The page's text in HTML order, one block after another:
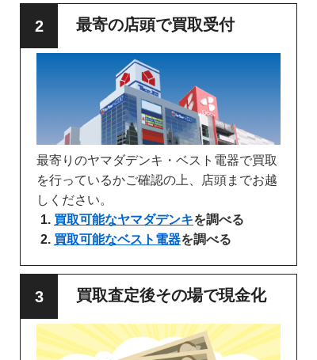
最寄の店頭で買取受付
最寄りのヤマダデンキ・ベスト電器で買取
を行っているかご確認の上、店頭までお越
しください。
買取可能なヤマダデンキを調べる
買取可能なベスト電器を調べる
買取査定後その場で現金化